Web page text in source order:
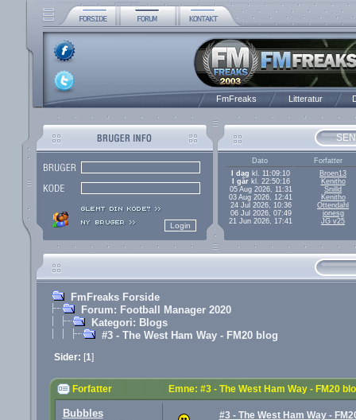
FmFreaks Litteratur
Dato
Forfatter
I dag kl. 11:09:10
Broen13
I gårkl. 22:50:16
Kenitho
05 Aug 2026, 11:31
Snilld
03 Aug 2026, 12:41
Kenitho
24 Jul 2026, 10:36
Ottendahl
06 Jul 2026, 07:49
jonesg
21 Jun 2026, 17:41
JG v25
FmFreaks Forside
Forum: Football Manager 2020
Kategori: Blogs
#3 - The West Ham Way - FM20 blog
Sider: [1]
Forfatter Emne: #3 - The West Ham Way - FM20
Bubbles #3 - The West Ham Way -